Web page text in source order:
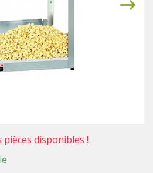
disponibles !